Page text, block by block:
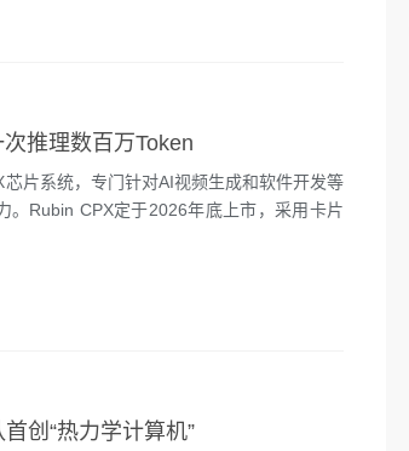
推理数百万Token
片系统，专门针对AI视频生成和软件开发等
。Rubin CPX定于2026年底上市，采用卡片
创“热力学计算机”